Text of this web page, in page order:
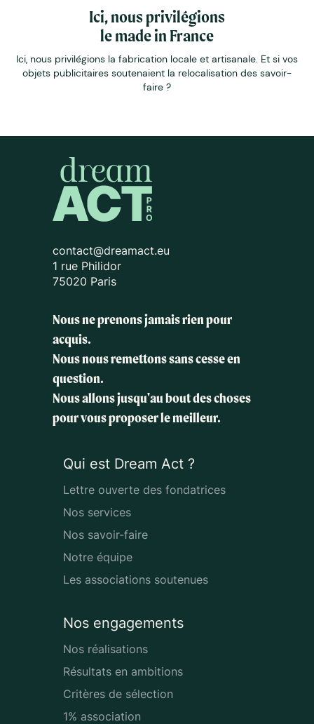
Ici, nous privilégions
le made in France
Ici, nous privilégions la fabrication locale et artisanale. Et si vos
objets publicitaires soutenaient la relocalisation des savoir-
faire ?
contact@dreamact.eu
1 rue Philidor
75020 Paris
Nous ne prenons jamais rien pour
acquis.
Nous nous remettons sans cesse en
question.
Nous allons jusqu'au bout des choses
pour vous proposer le meilleur.
Qui est Dream Act ?
Lettre ouverte des fondatrices
Nos services
Nos savoir-faire
Notre équipe
Les associations soutenues
Nos engagements
Nos réalisations
Résultats en ambitions
Critères de sélection
1% association